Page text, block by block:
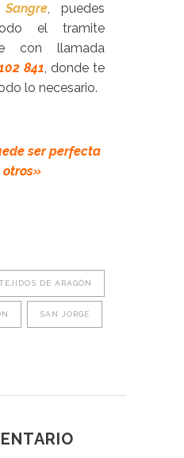
, puedes
el tramite
con llamada
841, donde te
lo necesario.
ser perfecta
DE ARAGÓN
SAN JORGE